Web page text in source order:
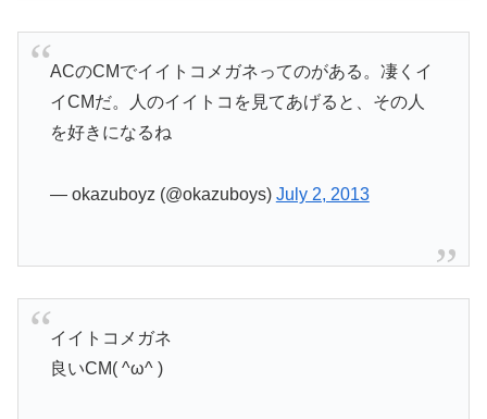
ACのCMでイイトコメガネってのがある。凄くイ
イCMだ。人のイイトコを見てあげると、その人
を好きになるね
— okazuboyz (@okazuboys) July 2, 2013
イイトコメガネ
良いCM( ^ω^ )